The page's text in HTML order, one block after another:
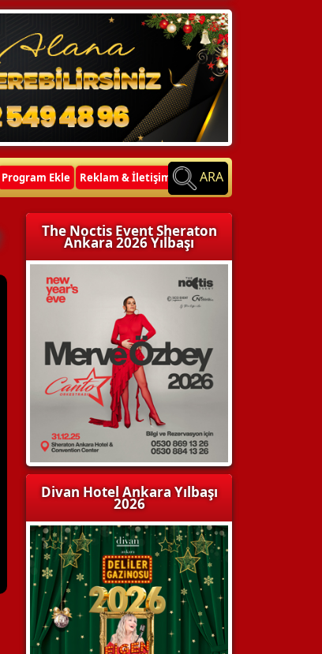
Program Ekle Reklam & İletişim ARA
The Noctis Event Sheraton
Ankara 2026 Yılbaşı
Divan Hotel Ankara Yılbaşı
2026